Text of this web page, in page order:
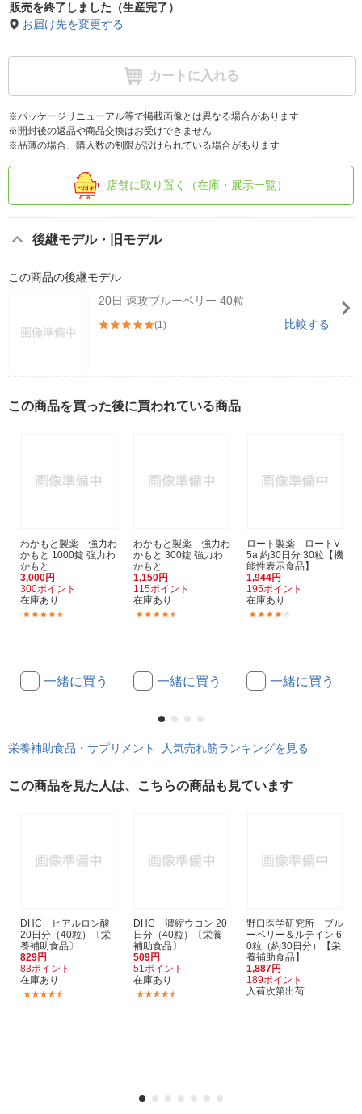
販売を終了しました（生産完了）
お届け先を変更する
カートに入れる
※パッケージリニューアル等で掲載画像とは異なる場合があります
※開封後の返品や商品交換はお受けできません
※品薄の場合、購入数の制限が設けられている場合があります
店舗に取り置く（在庫・展示一覧）
後継モデル・旧モデル
この商品の後継モデル
20日 速攻ブルーベリー 40粒
(1) 比較する
この商品を買った後に買われている商品
わかもと製薬 強力わ
かもと 1000錠 強力わ
かもと
3,000円
300ポイント
在庫あり
一緒に買う
わかもと製薬 強力わ
かもと 300錠 強力わ
かもと
1,150円
115ポイント
在庫あり
一緒に買う
ロート製薬 ロートV
5a 約30日分 30粒【機
能性表示食品】
1,944円
195ポイント
在庫あり
一緒に買う
栄養補助食品・サプリメント 人気売れ筋ランキングを見る
この商品を見た人は、こちらの商品も見ています
DHC ヒアルロン酸
20日分（40粒）〔栄
養補助食品〕
829円
83ポイント
在庫あり
DHC 濃縮ウコン 20
日分（40粒）〔栄養
補助食品〕
509円
51ポイント
在庫あり
野口医学研究所 ブル
ーベリー＆ルテイン 6
0粒（約30日分）【栄
養補助食品】
1,887円
189ポイント
入荷次第出荷